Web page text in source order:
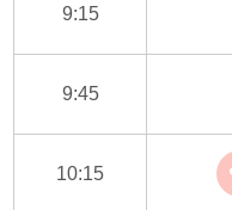
9:15
9:45
10:15